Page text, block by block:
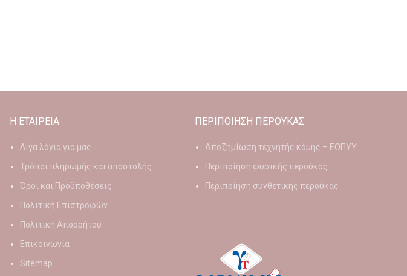
Η ΕΤΑΙΡΕΙΑ
Λίγα λόγια για μας
Τρόποι πληρωμής και αποστολής
Όροι και Προϋποθέσεις
Πολιτική Επιστροφών
Πολιτική Απορρήτου
Επικοινωνία
Sitemap
ΠΕΡΙΠΟΙΗΣΗ ΠΕΡΟΥΚΑΣ
Αποζημίωση τεχνητής κόμης – ΕΟΠΥΥ
Περιποίηση φυσικής περούκας
Περιποίηση συνθετικής περούκας